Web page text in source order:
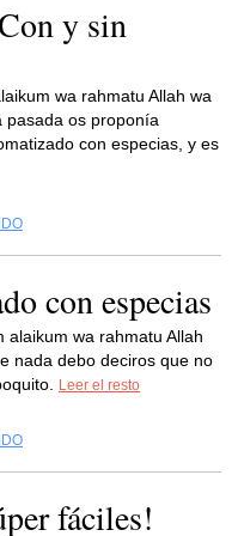
y sin
wa rahmatu Allah wa
pasada os proponía
con especias, y es
con especias
alaikum wa rahmatu Allah
nada debo deciros que no
Leer el resto
fáciles!